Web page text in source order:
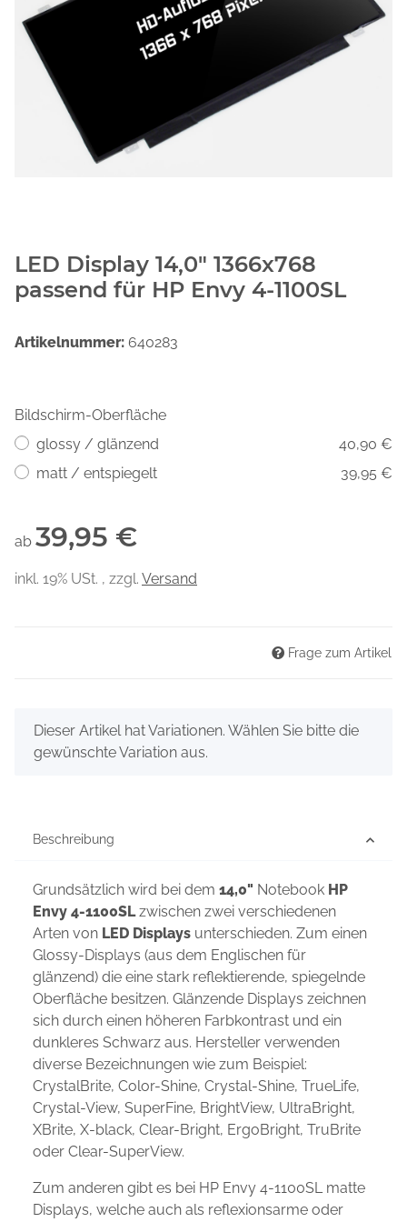
LED Display 14,0" 1366x768
passend für HP Envy 4-1100SL
Artikelnummer: 640283
Bildschirm-Oberfläche
glossy / glänzend
40,90 €
matt / entspiegelt
39,95 €
ab 39,95 €
inkl. 19% USt. , zzgl. Versand
Frage zum Artikel
x
Dieser Artikel hat Variationen. Wählen Sie bitte die
gewünschte Variation aus.
Beschreibung
Grundsätzlich wird bei dem 14,0" Notebook HP
Envy 4-1100SLzwischen zwei verschiedenen
Arten von LED Displays unterschieden. Zum einen
Glossy-Displays (aus dem Englischen für
glänzend) die eine stark reflektierende, spiegelnde
Oberfläche besitzen. Glänzende Displays zeichnen
sich durch einen höheren Farbkontrast und ein
dunkleres Schwarz aus. Hersteller verwenden
diverse Bezeichnungen wie zum Beispiel:
CrystalBrite, Color-Shine, Crystal-Shine, TrueLife,
Crystal-View, SuperFine, BrightView, UltraBright,
XBrite, X-black, Clear-Bright, ErgoBright, TruBrite
oder Clear-SuperView.
Zum anderen gibt es bei HP Envy 4-1100SL matte
Displays, welche auch als reflexionsarme oder